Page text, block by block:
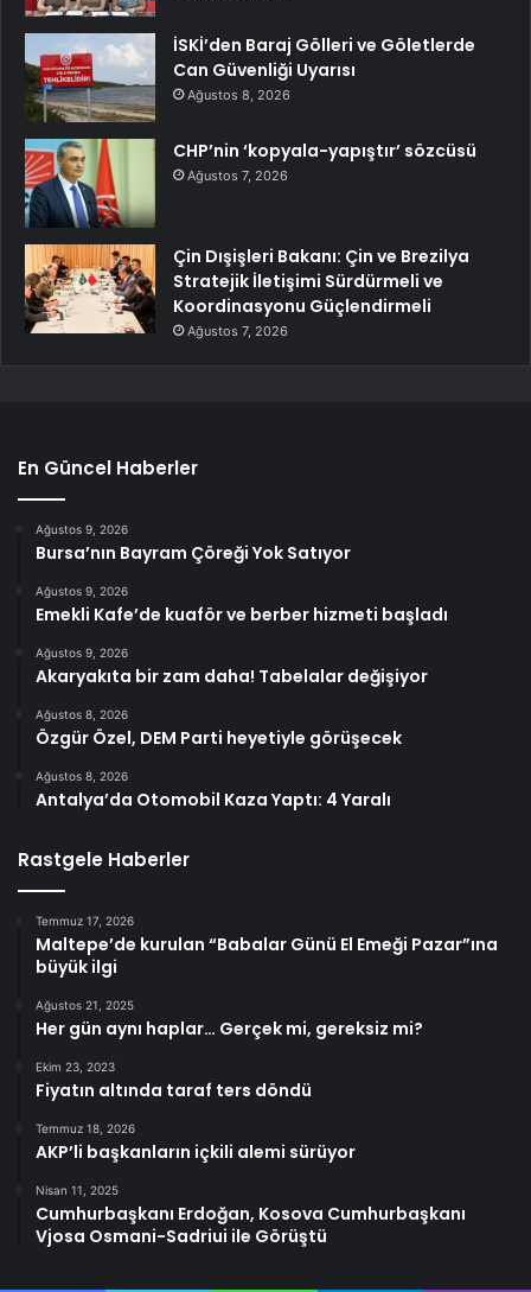
İSKİ’den Baraj Gölleri ve Göletlerde
Can Güvenliği Uyarısı
Ağustos 8, 2026
CHP’nin ‘kopyala-yapıştır’ sözcüsü
Ağustos 7, 2026
Çin Dışişleri Bakanı: Çin ve Brezilya
Stratejik İletişimi Sürdürmeli ve
Koordinasyonu Güçlendirmeli
Ağustos 7, 2026
En Güncel Haberler
Ağustos 9, 2026
Bursa’nın Bayram Çöreği Yok Satıyor
Ağustos 9, 2026
Emekli Kafe’de kuaför ve berber hizmeti başladı
Ağustos 9, 2026
Akaryakıta bir zam daha! Tabelalar değişiyor
Ağustos 8, 2026
Özgür Özel, DEM Parti heyetiyle görüşecek
Ağustos 8, 2026
Antalya’da Otomobil Kaza Yaptı: 4 Yaralı
Rastgele Haberler
Temmuz 17, 2026
Maltepe’de kurulan “Babalar Günü El Emeği Pazar”ına
büyük ilgi
Ağustos 21, 2025
Her gün aynı haplar… Gerçek mi, gereksiz mi?
Ekim 23, 2023
Fiyatın altında taraf ters döndü
Temmuz 18, 2026
AKP’li başkanların içkili alemi sürüyor
Nisan 11, 2025
Cumhurbaşkanı Erdoğan, Kosova Cumhurbaşkanı
Vjosa Osmani-Sadriui ile Görüştü